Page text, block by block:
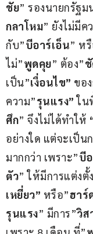
ชัย” รองนายกรัฐ
กลาโหม” ยังไม่มีค
กับ”บีอาร์เอ็น” หรื
ไม่”พูดคุย” ต้อง”
เป็น”เงื่อนไข” ขอ
ความ”รุนแรง” ใน
ศึก” จึงไม่ได้ทำให้
อย่างใด แต่จะเป็น
มากกว่า เพราะ”บี
ตัว” ให้มีการแต่งตั้ง
เหยี่ยว” หรือ”ฮาร์
รุนแรง” มีการ”วิส